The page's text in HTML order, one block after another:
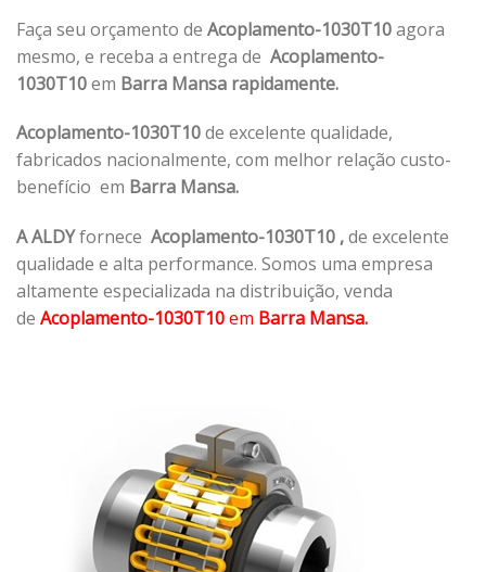
Faça seu orçamento de Acoplamento-1030T10agora
mesmo, e receba a entrega de Acoplamento-
1030T10em Barra Mansa rapidamente.
Acoplamento-1030T10de excelente qualidade,
fabricados nacionalmente, com melhor relação custo-
benefício em Barra Mansa.
A ALDYfornece Acoplamento-1030T10 ,de excelente
qualidade e alta performance. Somos uma empresa
altamente especializada na distribuição, venda
de Acoplamento-1030T10em Barra Mansa.